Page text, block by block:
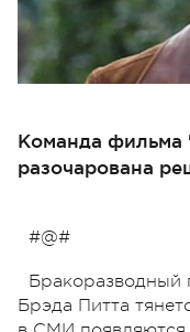
Команда фильма
разочарована
#@#
Брэда Питта